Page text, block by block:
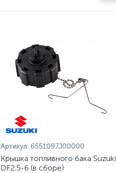
Артикул: 6551097J00000
Крышка топливного бака Suzuki
DF2.5-6 (в сборе)